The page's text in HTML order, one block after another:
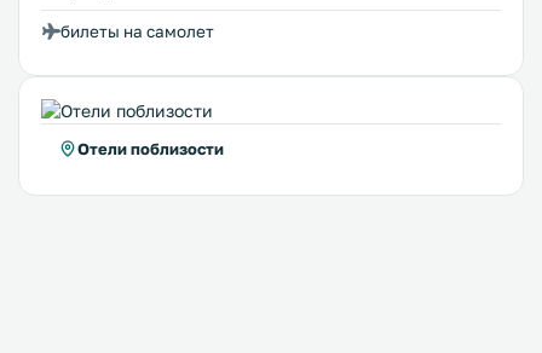
билеты на самолет
Отели поблизости